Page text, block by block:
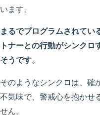
います。
まるでプログラムされてい
トナーとの行動がシンク
そうです。
そのようなシンクロは、確
不気味で、警戒心を抱かせ
せん。